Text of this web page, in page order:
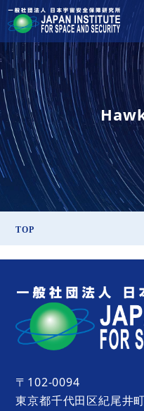
TOP
〒102-0094
東京都千代田区紀尾井